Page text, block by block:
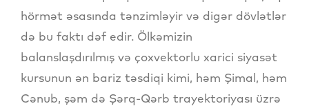
hörmət əsasında tənzimləyir və digər dövlətlər
də bu faktı dəf edir. Ölkəmizin
balanslaşdırılmış və çoxvektorlu xarici siyasət
kursunun ən bariz təsdiqi kimi, həm Şimal, həm
Cənub, şəm də Şərq-Qərb trayektoriyası üzrə